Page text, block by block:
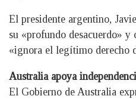
El presidente argentino,
su «profundo desacuerdo» y
«ignora el legítimo derecho
Australia apoya
El Gobierno de Australia